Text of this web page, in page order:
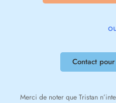
Contact
Merci de noter que Tristan